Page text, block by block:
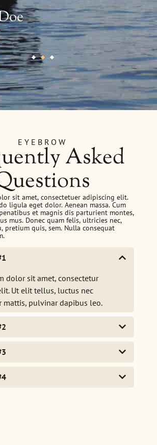
EYEBROW
Asked
sit amet, consectetuer adipiscing elit.
ligula eget dolor. Aenean massa. Cum
et magnis dis parturient montes,
mus. Donec quam felis, ultricies nec,
pretium quis, sem. Nulla consequat
dolor sit amet, consectetur
Ut elit tellus, luctus nec
mattis, pulvinar dapibus leo.